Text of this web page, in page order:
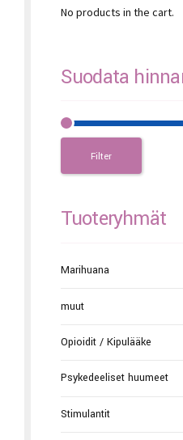
No products in the cart.
Suodata
Filter
Tuoteryhmät
Marihuana
muut
Opioidit / Kipulääke
Psykedeeliset huumeet
Stimulantit